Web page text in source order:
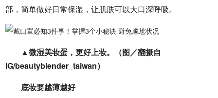
部，简单做好日常保湿，让肌肤可以大口深呼吸。
▲微湿美妆蛋，更好上妆。（图／翻摄自
IG/beautyblender_taiwan）
底妆要越薄越好